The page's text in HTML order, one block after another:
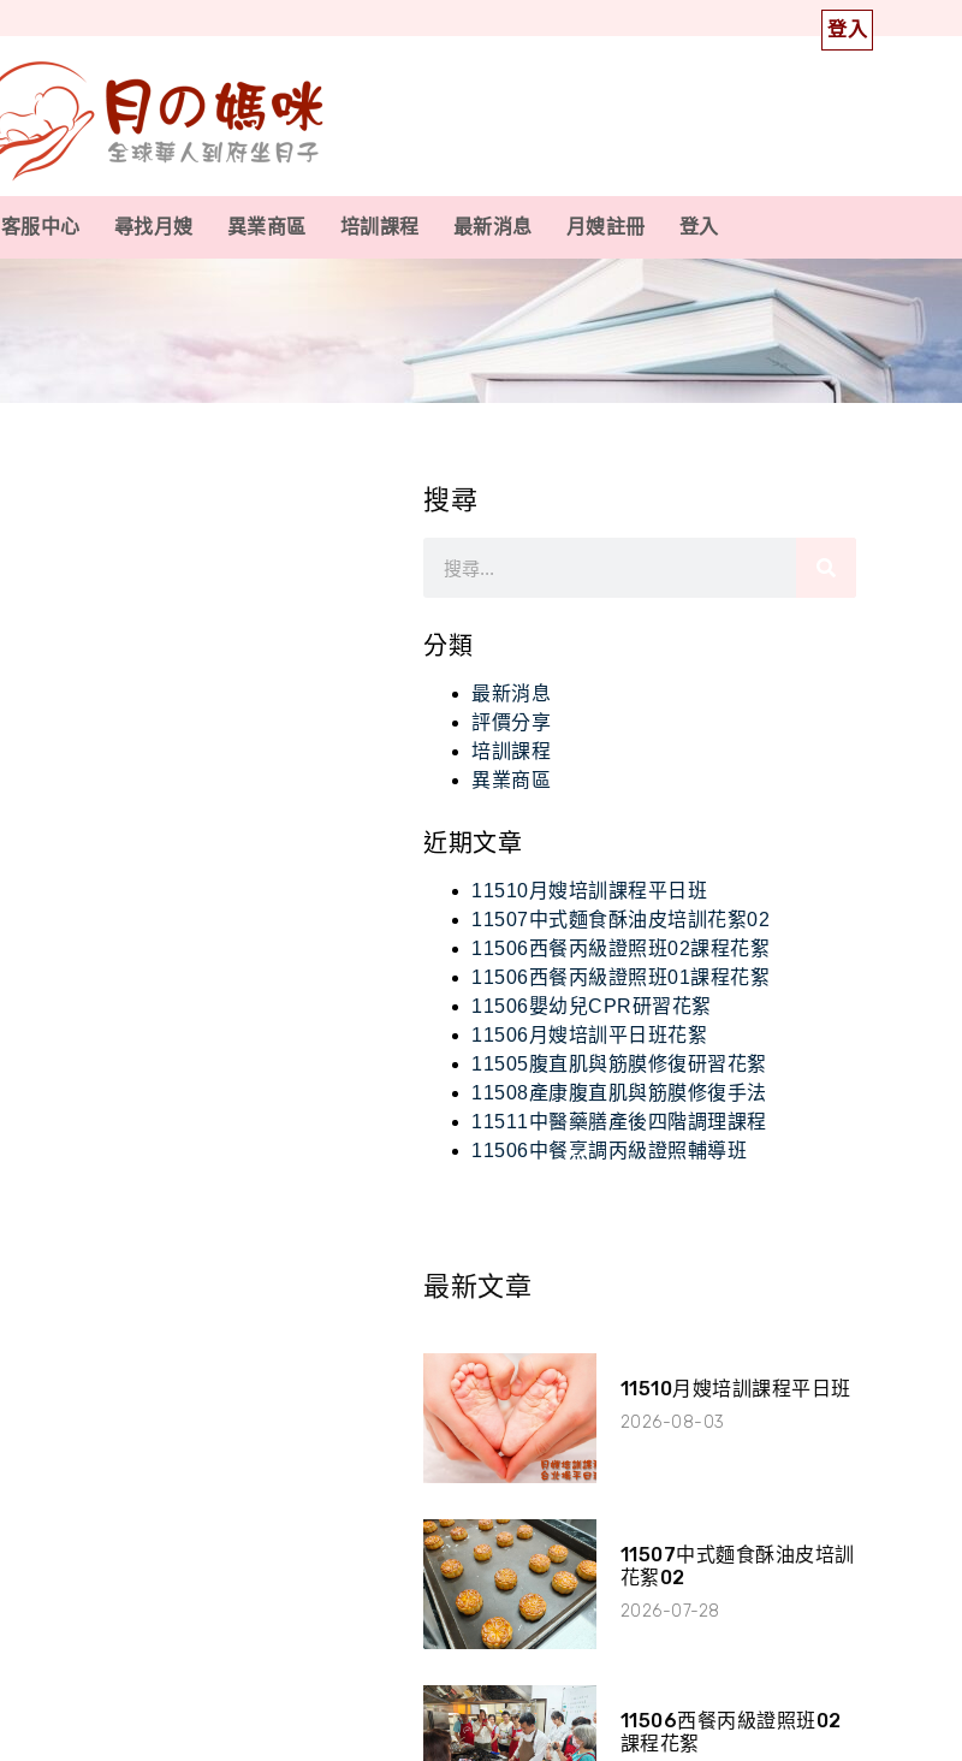
登入
客服中心 尋找月嫂 異業商區 培訓課程 最新消息 月嫂註冊 登入
搜尋
分類
最新消息
評價分享
培訓課程
異業商區
近期文章
11510月嫂培訓課程平日班
11507中式麵食酥油皮培訓花絮02
11506西餐丙級證照班02課程花絮
11506西餐丙級證照班01課程花絮
11506嬰幼兒CPR研習花絮
11506月嫂培訓平日班花絮
11505腹直肌與筋膜修復研習花絮
11508產康腹直肌與筋膜修復手法
11511中醫藥膳產後四階調理課程
11506中餐烹調丙級證照輔導班
最新文章
11510月嫂培訓課程平日班
2026-08-03
11507中式麵食酥油皮培訓
花絮02
2026-07-28
11506西餐丙級證照班02
課程花絮